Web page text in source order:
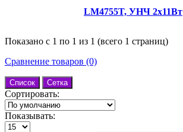
LM4755T, УНЧ 2x11Вт
Показано с 1 по 1 из 1 (всего 1 страниц)
Сравнение товаров (0)
Список Сетка
Сортировать:
Показывать: